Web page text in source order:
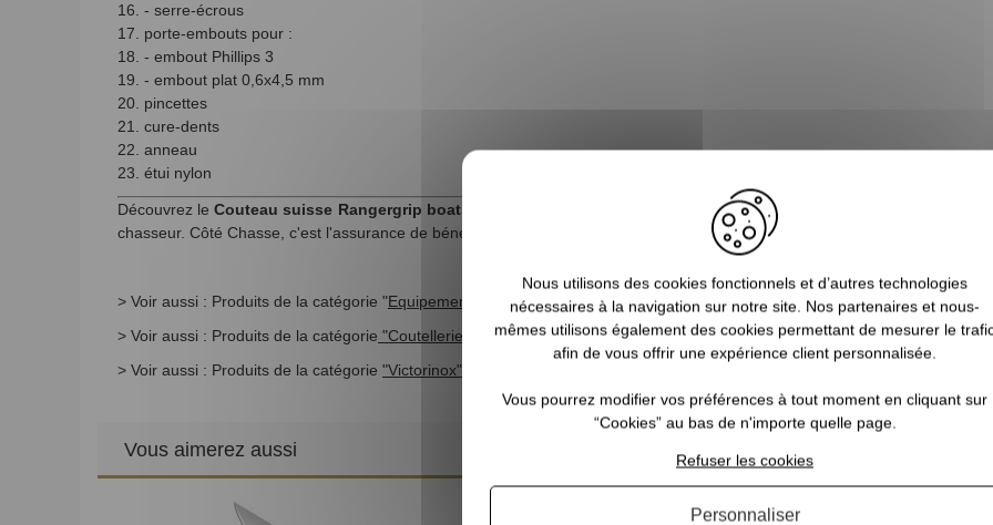
16. - serre-écrous
17. porte-embouts pour :
18. - embout Phillips 3
19. - embout plat 0,6x4,5 mm
20. pincettes
21. cure-dents
22. anneau
23. étui nylon
Découvrez le Couteau suisse Rangergrip boatsman jaune Victorinoxsur"Côté Chasse"
la boutique de
chasseur. Côté Chasse, c'est l'assurance de bénéficier d'une
large gamme de produits toujours aux meilleurs prix.
> Voir aussi : Produits de la catégorie "Equipement du chasseur"
> Voir aussi : Produits de la catégorie "Coutellerie"
> Voir aussi : Produits de la catégorie "Victorinox"
Vous aimerez aussi
Nous utilisons des cookies fonctionnels et d’autres technologies
nécessaires à la navigation sur notre site. Nos partenaires et nous-
mêmes utilisons également des cookies permettant de mesurer le
afin de vous offrir une expérience client personnalisée.
Vous pourrez modifier vos préférences à tout moment en cliquant sur
“Cookies” au bas de n'importe quelle page.
Refuser les cookies
Personnaliser